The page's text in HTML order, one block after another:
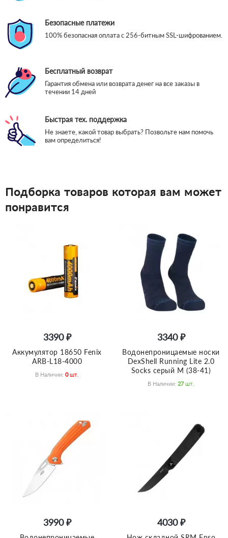
Безопасные платежи
100% безопасная оплата с 256-битным SSL-шифрованием.
Бесплатный возврат
Гарантия обмена или возврата денег на все заказы в
течении 14 дней
Быстрая тех. поддержка
Не знаете, какой товар выбрать? Позвольте нам помочь
вам определиться!
Подборка товаров которая вам может
понравится
3390 ₽
Аккумулятор 18650 Fenix
ARB-L18-4000
В Наличии: 0 Шт.
3340 ₽
Водонепроницаемые носки
DexShell Running Lite 2.0
Socks серый M (38-41)
В Наличии: 27 Шт.
3990 ₽ 4030 ₽